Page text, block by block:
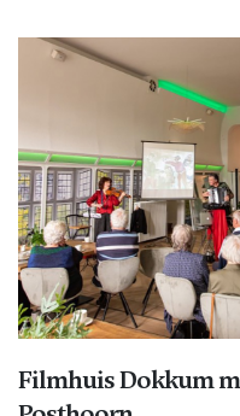
Filmhuis Dokkum